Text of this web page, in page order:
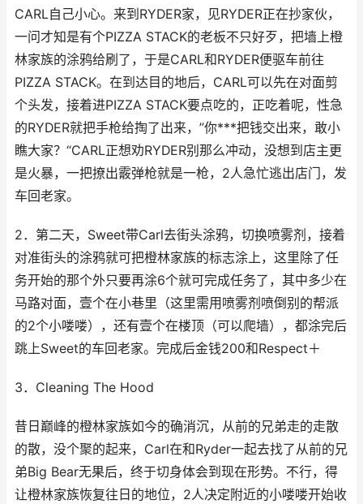
CARL自己小心。来到RYDER家，见RYDER正在抄家伙，
一问才知是有个PIZZA STACK的老板不只好歹，把墙上橙
林家族的涂鸦给刷了，于是CARL和RYDER便驱车前往
PIZZA STACK。在到达目的地后，CARL可以先在对面剪
个头发，接着进PIZZA STACK要点吃的，正吃着呢，性急
的RYDER就把手枪给掏了出来，”你***把钱交出来，敢小
瞧大家？“CARL正想劝RYDER别那么冲动，没想到店主更
是火暴，一把撩出霰弹枪就是一枪，2人急忙逃出店门，发
车回老家。
2．第二天，Sweet带Carl去街头涂鸦，切换喷雾剂，接着
对准街头的涂鸦就可把橙林家族的标志涂上，这里除了任
务开始的那个外只要再涂6个就可完成任务了，其中多少在
马路对面，壹个在小巷里（这里需用喷雾剂喷倒别的帮派
的2个小喽喽），还有壹个在楼顶（可以爬墙），都涂完后
跳上Sweet的车回老家。完成后金钱200和Respect＋
3．Cleaning The Hood
昔日巅峰的橙林家族如今的确消沉，从前的兄弟走的走散
的散，没个聚的起来，Carl在和Ryder一起去找了从前的兄
弟Big Bear无果后，终于切身体会到现在形势。不行，得
让橙林家族恢复往日的地位，2人决定附近的小喽喽开始收